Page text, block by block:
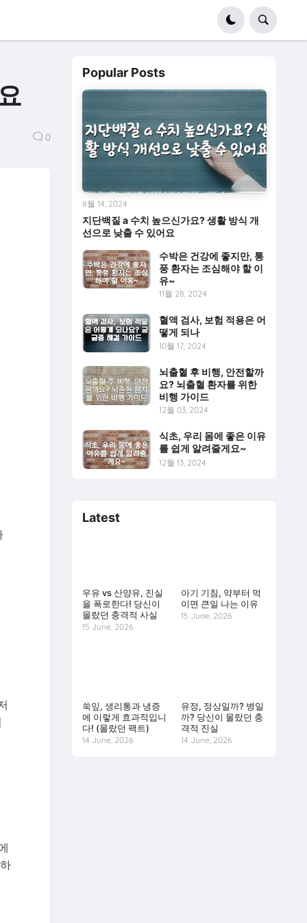
0
Popular Posts
지단백질 a 수치 높으신가요? 생활 방식 개
선으로 낮출 수 있어요
8월 14, 2024
수박은 건강에 좋지만, 통
풍 환자는 조심해야 할 이
유~
11월 28, 2024
혈액 검사, 보험 적용은 어
떻게 되나
10월 17, 2024
뇌출혈 후 비행, 안전할까
요? 뇌출혈 환자를 위한
비행 가이드
12월 03, 2024
식초, 우리 몸에 좋은 이유
를 쉽게 알려줄게요~
12월 13, 2024
Latest
우유 vs 산양유, 진실
을 폭로한다! 당신이
몰랐던 충격적 사실
15 June, 2026
아기 기침, 약부터 먹
이면 큰일 나는 이유
15 June, 2026
쑥잎, 생리통과 냉증
에 이렇게 효과적입니
다! (몰랐던 팩트)
14 June, 2026
유정, 정상일까? 병일
까? 당신이 몰랐던 충
격적 진실
14 June, 2026